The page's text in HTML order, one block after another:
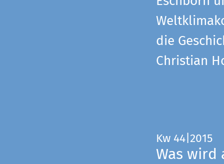
die
Christian
Kw 44|2015
Was wird